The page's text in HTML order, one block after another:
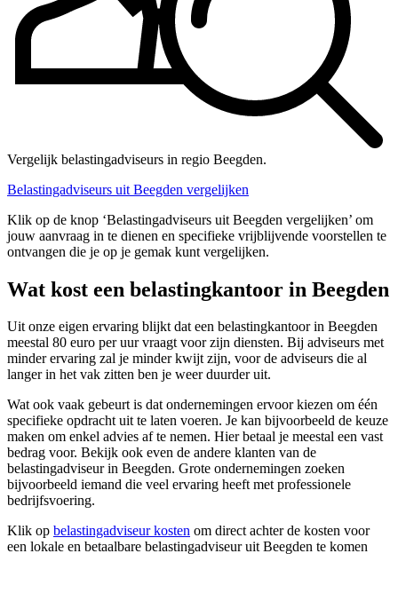
Vergelijk belastingadviseurs in regio Beegden.
Belastingadviseurs uit Beegden vergelijken
Klik op de knop ‘Belastingadviseurs uit Beegden vergelijken’ om
jouw aanvraag in te dienen en specifieke vrijblijvende voorstellen te
ontvangen die je op je gemak kunt vergelijken.
Wat kost een belastingkantoor in Beegden
Uit onze eigen ervaring blijkt dat een belastingkantoor in Beegden
meestal 80 euro per uur vraagt voor zijn diensten. Bij adviseurs met
minder ervaring zal je minder kwijt zijn, voor de adviseurs die al
langer in het vak zitten ben je weer duurder uit.
Wat ook vaak gebeurt is dat ondernemingen ervoor kiezen om één
specifieke opdracht uit te laten voeren. Je kan bijvoorbeeld de keuze
maken om enkel advies af te nemen. Hier betaal je meestal een vast
bedrag voor. Bekijk ook even de andere klanten van de
belastingadviseur in Beegden. Grote ondernemingen zoeken
bijvoorbeeld iemand die veel ervaring heeft met professionele
bedrijfsvoering.
Klik op belastingadviseur kosten om direct achter de kosten voor
een lokale en betaalbare belastingadviseur uit Beegden te komen